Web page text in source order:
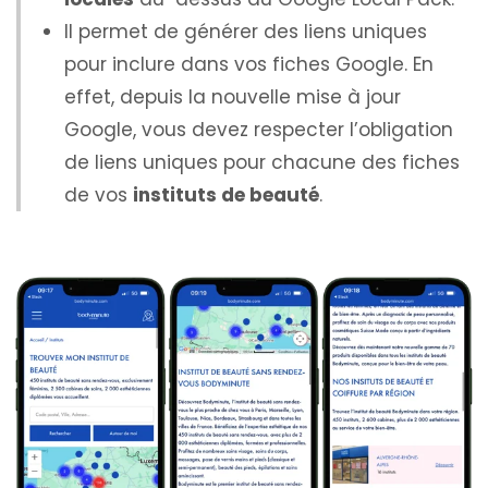
Il permet de générer des liens uniques
pour inclure dans vos fiches Google. En
effet, depuis la nouvelle mise à jour
Google, vous devez respecter l’obligation
de liens uniques pour chacune des fiches
de vos instituts de beauté.